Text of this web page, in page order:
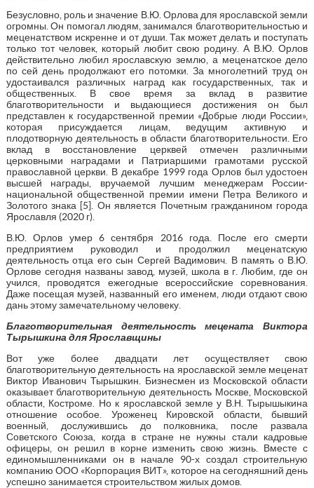
Безусловно, роль и значение В.Ю. Орлова для ярославской земли
огромны. Он помогал людям, занимался благотворительностью и
меценатством искренне и от души. Так может делать и поступать
только тот человек, который любит свою родину. А В.Ю. Орлов
действительно любил ярославскую землю, а меценатское дело
по сей день продолжают его потомки. За многолетний труд он
удостаивался различных наград как государственных, так и
общественных. В свое время за вклад в развитие
благотворительности и выдающиеся достижения он был
представлен к государственной премии «Добрые люди России»,
которая присуждается лицам, ведущим активную и
плодотворную деятельность в области благотворительности. Его
вклад в восстановление церквей отмечен различными
церковными наградами и Патриаршими грамотами русской
православной церкви. В декабре 1999 года Орлов был удостоен
высшей награды, вручаемой лучшим менеджерам России-
национальной общественной премии имени Петра Великого и
Золотого знака [5]. Он является Почетным гражданином города
Ярославля (2020 г).
В.Ю. Орлов умер 6 сентября 2016 года. После его смерти
предприятием руководил и продолжил меценатскую
деятельность отца его сын Сергей Вадимович. В память о В.Ю.
Орлове сегодня названы завод, музей, школа в г. Любим, где он
учился, проводятся ежегодные всероссийские соревнования.
Даже посещая музей, названный его именем, люди отдают свою
дань этому замечательному человеку.
Благотворительная деятельность мецената Виктора
Тырышкина для Ярославщины
Вот уже более двадцати лет осуществляет свою
благотворительную деятельность на ярославской земле меценат
Виктор Иванович Тырышкин. Бизнесмен из Московской области
оказывает благотворительную деятельность Москве, Московской
области, Костроме. Но к ярославской земле у В.Н. Тырышыкина
отношение особое. Уроженец Кировской области, бывший
военный, дослужившись до полковника, после развала
Советского Союза, когда в стране не нужны стали кадровые
офицеры, он решил в корне изменить свою жизнь. Вместе с
единомышленниками он в начале 90-х создал строительную
компанию ООО «Корпорация ВИТ», которое на сегодняшний день
успешно занимается строительством жилых домов.